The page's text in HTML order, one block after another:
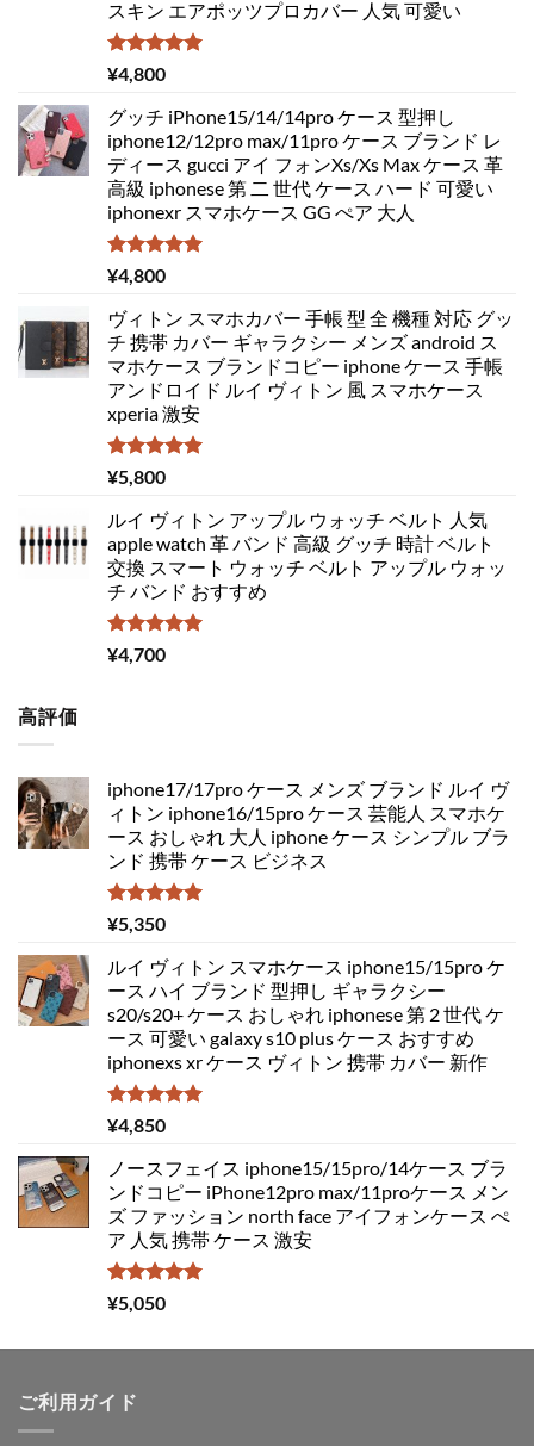
スキン エアポッツプロカバー 人気 可愛い
5段階中
5.00
¥4,800
グッチ iPhone15/14/14pro ケース 型押し
iphone12/12pro max/11pro ケース ブランド レ
ディース gucci アイ フォンXs/Xs Max ケース 革
高級 iphonese 第 二 世代 ケース ハード 可愛い
iphonexr スマホケース GG ぺア 大人
5段階中
5.00
¥4,800
ヴィトン スマホカバー 手帳 型 全 機種 対応 グッ
チ 携帯 カバー ギャラクシー メンズ android ス
マホケース ブランドコピー iphone ケース 手帳
アンドロイド ルイ ヴィトン 風 スマホケース
xperia 激安
5段階中
5.00
¥5,800
ルイ ヴィトン アップル ウォッチ ベルト 人気
apple watch 革 バンド 高級 グッチ 時計 ベルト
交換 スマート ウォッチ ベルト アップル ウォッ
チ バンド おすすめ
5段階中
5.00
¥4,700
高評価
iphone17/17pro ケース メンズ ブランド ルイ ヴ
ィトン iphone16/15pro ケース 芸能人 スマホケ
ース おしゃれ 大人 iphone ケース シンプル ブラ
ンド 携帯 ケース ビジネス
5段階中
5.00
¥5,350
ルイ ヴィトン スマホケース iphone15/15pro ケ
ース ハイ ブランド 型押し ギャラクシー
s20/s20+ ケース おしゃれ iphonese 第 2 世代 ケ
ース 可愛い galaxy s10 plus ケース おすすめ
iphonexs xr ケース ヴィトン 携帯 カバー 新作
5段階中
5.00
¥4,850
ノースフェイス iphone15/15pro/14ケース ブラ
ンドコピー iPhone12pro max/11proケース メン
ズ ファッション north face アイフォンケース ぺ
ア 人気 携帯 ケース 激安
5段階中
5.00
¥5,050
ご利用ガイド